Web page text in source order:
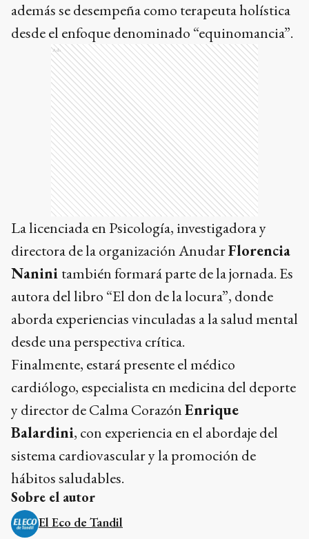
además se desempeña como terapeuta holística
desde el enfoque denominado “equinomancia”.
Ads
La licenciada en Psicología, investigadora y
directora de la organización AnudarFlorencia
Nanini también formará parte de la jornada. Es
autora del libro “El don de la locura”, donde
aborda experiencias vinculadas a la salud mental
desde una perspectiva crítica.
Finalmente, estará presente el médico
cardiólogo, especialista en medicina del deporte
y director de Calma CorazónEnrique
Balardini, con experiencia en el abordaje del
sistema cardiovascular y la promoción de
hábitos saludables.
Sobre el autor
El Eco de Tandil